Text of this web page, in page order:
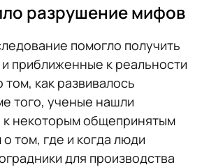
разрушение мифов
помогло получить
приближенные к реальности
как развивалось
того, ученые нашли
к некоторым общепринятым
том, где и когда люди
для производства